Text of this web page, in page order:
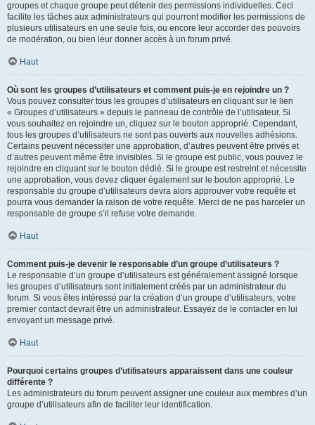
groupes et chaque groupe peut détenir des permissions individuelles. Ceci
facilite les tâches aux administrateurs qui pourront modifier les permissions de
plusieurs utilisateurs en une seule fois, ou encore leur accorder des pouvoirs
de modération, ou bien leur donner accès à un forum privé.
Haut
Où sont les groupes d’utilisateurs et comment puis-je en rejoindre un ?
Vous pouvez consulter tous les groupes d’utilisateurs en cliquant sur le lien
« Groupes d’utilisateurs » depuis le panneau de contrôle de l’utilisateur. Si
vous souhaitez en rejoindre un, cliquez sur le bouton approprié. Cependant,
tous les groupes d’utilisateurs ne sont pas ouverts aux nouvelles adhésions.
Certains peuvent nécessiter une approbation, d’autres peuvent être privés et
d’autres peuvent même être invisibles. Si le groupe est public, vous pouvez le
rejoindre en cliquant sur le bouton dédié. Si le groupe est restreint et nécessite
une approbation, vous devez cliquer également sur le bouton approprié. Le
responsable du groupe d’utilisateurs devra alors approuver votre requête et
pourra vous demander la raison de votre requête. Merci de ne pas harceler un
responsable de groupe s’il refuse votre demande.
Haut
Comment puis-je devenir le responsable d’un groupe d’utilisateurs ?
Le responsable d’un groupe d’utilisateurs est généralement assigné lorsque
les groupes d’utilisateurs sont initialement créés par un administrateur du
forum. Si vous êtes intéressé par la création d’un groupe d’utilisateurs, votre
premier contact devrait être un administrateur. Essayez de le contacter en lui
envoyant un message privé.
Haut
Pourquoi certains groupes d’utilisateurs apparaissent dans une couleur
différente ?
Les administrateurs du forum peuvent assigner une couleur aux membres d’un
groupe d’utilisateurs afin de faciliter leur identification.